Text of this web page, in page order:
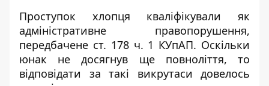
Проступок хлопця кваліфікували як
адміністративне правопорушення,
передбачене ст. 178 ч. 1 КУпАП. Оскільки
юнак не досягнув ще повноліття, то
відповідати за такі викрутаси довелось